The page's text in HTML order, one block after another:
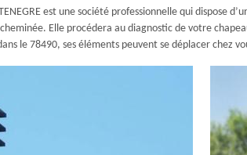
est une société professionnelle qui dispose
Elle procédera au diagnostic de votre
le 78490, ses éléments peuvent se déplacer chez